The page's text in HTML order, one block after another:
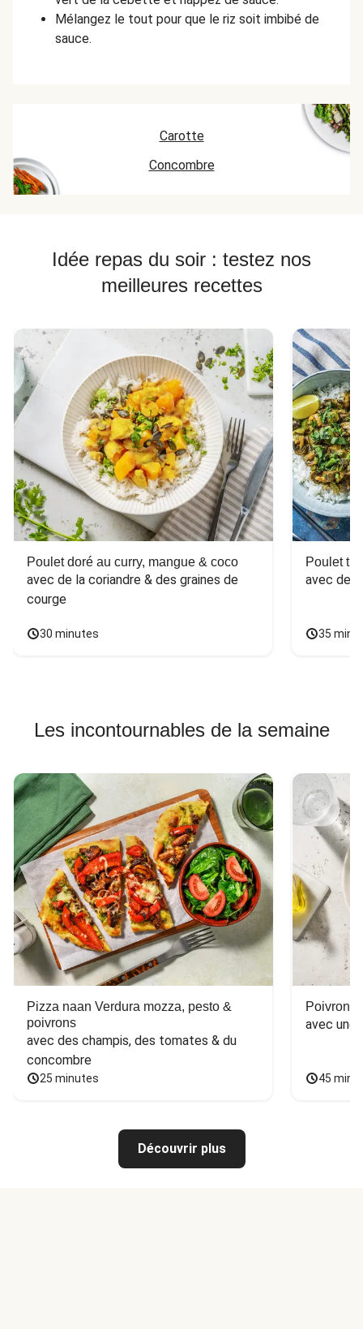
Mélangez le tout pour que le riz soit imbibé de
sauce.
Carotte
Concombre
Idée repas du soir : testez nos
meilleures recettes
Poulet doré au curry, mangue & coco
avec de la coriandre & des graines de
courge
30 minutes
Poulet
avec des
35
Les incontournables de la semaine
Pizza naan Verdura mozza, pesto &
poivrons
avec des champis, des tomates & du
concombre
25 minutes
Poivron
avec une
45
Découvrir plus